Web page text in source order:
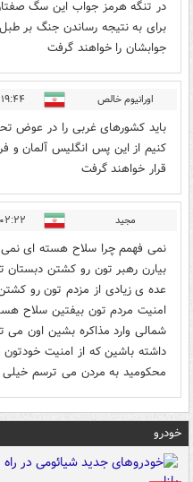
در تنگه هرمز جواب این سگ
برای به نتیجه رساندن جنگ بر
جوابشان را خواهند گرفت
اورانیوم خالص ۱۹:۴۴ - ۱۴۰۵/۰۳/۱۸
باید کشورهای غربی را در عوض
کنیم از این پس انگلیس آلمان و
قرار خواهند گرفت
مجید ۰۲:۲۲ - ۱۴۰۵/۰۳/۱۹
نمی فهمم چرا سلاح هسته ای
بیارن رهبر تون رو کشتن دبستان
عده ی زیادی از مزدم تون رو
امنیت مردم تون بیفتین سلاح
شمالی وارد مذاکره بشین اون می
داشته باشین که از امنیت
محکومید به مردن می ترسم خیلی
خودرو